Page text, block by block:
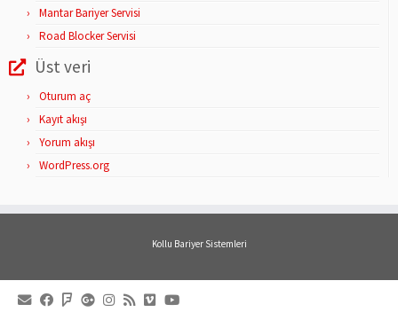
Mantar Bariyer Servisi
Road Blocker Servisi
Üst veri
Oturum aç
Kayıt akışı
Yorum akışı
WordPress.org
Kollu Bariyer Sistemleri